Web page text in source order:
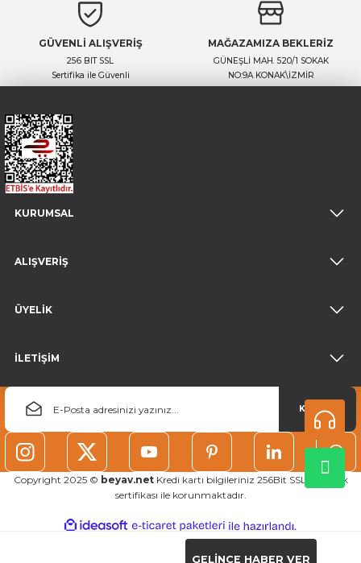
GELİNCE HABER VER
GÜVENLİ ALIŞVERİŞ
256 BIT SSL
Sertifika ile Güvenli
MAĞAZAMIZA BEKLERİZ
GÜNEŞLİ MAH. 520/1 SOKAK
NO:9A KONAK\İZMİR
KURUMSAL
ALIŞVERİŞ
ÜYELİK
İLETİŞİM
KAYDOL
Copyright 2025 © beyav.netKredi kartı bilgileriniz 256Bit SSL güvenlik
sertifikası ile korunmaktadır.
ideasoft
e-
ticaret